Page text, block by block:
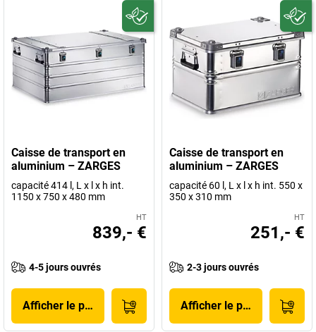
Caisse de transport en
aluminium – ZARGES
capacité 414 l, L x l x h int.
1150 x 750 x 480 mm
HT
839,- €
4-5 jours ouvrés
Afficher le produit
Caisse de transport en
aluminium – ZARGES
capacité 60 l, L x l x h int. 550 x
350 x 310 mm
HT
251,- €
2-3 jours ouvrés
Afficher le produit